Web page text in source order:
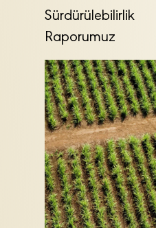
Sürdürülebilirlik
Raporumuz